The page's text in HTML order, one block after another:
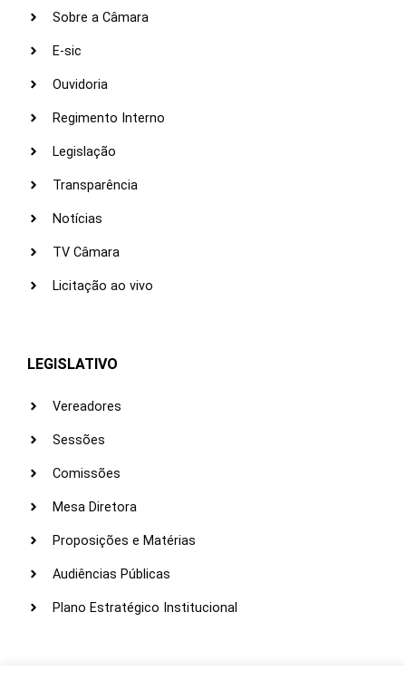
Sobre a Câmara
E-sic
Ouvidoria
Regimento Interno
Legislação
Transparência
Notícias
TV Câmara
Licitação ao vivo
LEGISLATIVO
Vereadores
Sessões
Comissões
Mesa Diretora
Proposições e Matérias
Audiências Públicas
Plano Estratégico Institucional